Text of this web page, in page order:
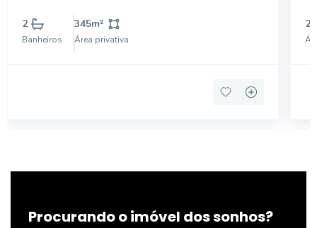
PARA USO - DESCRIÇÃO INTERNA DO IMÓVEL: .
FRENTE : 8,25 . FUNDO : 46,43 . ÁREA CONSTRUÍDA
: 366 - GALPÃO EM VÃO LIVRE COM
2
Banheiros
345m²
Área privativa
Procurando o imóvel dos sonhos?